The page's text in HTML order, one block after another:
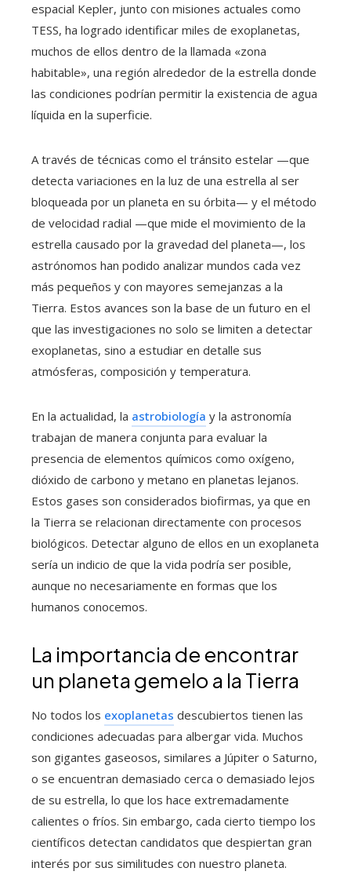
espacial Kepler, junto con misiones actuales como
TESS, ha logrado identificar miles de exoplanetas,
muchos de ellos dentro de la llamada «zona
habitable», una región alrededor de la estrella donde
las condiciones podrían permitir la existencia de agua
líquida en la superficie.
A través de técnicas como el tránsito estelar —que
detecta variaciones en la luz de una estrella al ser
bloqueada por un planeta en su órbita— y el método
de velocidad radial —que mide el movimiento de la
estrella causado por la gravedad del planeta—, los
astrónomos han podido analizar mundos cada vez
más pequeños y con mayores semejanzas a la
Tierra. Estos avances son la base de un futuro en el
que las investigaciones no solo se limiten a detectar
exoplanetas, sino a estudiar en detalle sus
atmósferas, composición y temperatura.
En la actualidad, la astrobiología y la astronomía
trabajan de manera conjunta para evaluar la
presencia de elementos químicos como oxígeno,
dióxido de carbono y metano en planetas lejanos.
Estos gases son considerados biofirmas, ya que en
la Tierra se relacionan directamente con procesos
biológicos. Detectar alguno de ellos en un exoplaneta
sería un indicio de que la vida podría ser posible,
aunque no necesariamente en formas que los
humanos conocemos.
La importancia de encontrar
un planeta gemelo a la Tierra
No todos los exoplanetas descubiertos tienen las
condiciones adecuadas para albergar vida. Muchos
son gigantes gaseosos, similares a Júpiter o Saturno,
o se encuentran demasiado cerca o demasiado lejos
de su estrella, lo que los hace extremadamente
calientes o fríos. Sin embargo, cada cierto tiempo los
científicos detectan candidatos que despiertan gran
interés por sus similitudes con nuestro planeta.